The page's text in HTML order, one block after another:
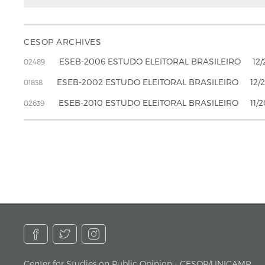
CESOP ARCHIVES
02489 ESEB-2006 ESTUDO ELEITORAL BRASILEIRO
01838 ESEB-2002 ESTUDO ELEITORAL BRASILEIRO 12/
02639 ESEB-2010 ESTUDO ELEITORAL BRASILEIRO 11/